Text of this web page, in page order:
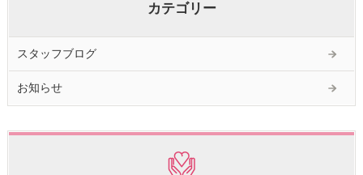
カテゴリー
スタッフブログ
お知らせ